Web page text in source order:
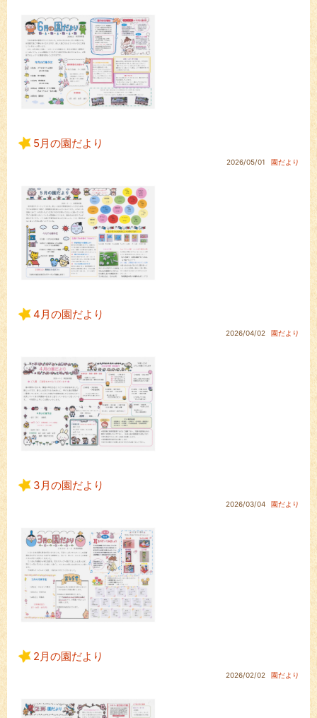
5月の園だより
2026/05/01 園だより
4月の園だより
2026/04/02 園だより
3月の園だより
2026/03/04 園だより
2月の園だより
2026/02/02 園だより